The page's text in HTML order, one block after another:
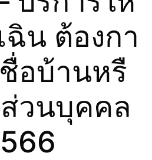
ฉิน ต้องกา
อบ้านหรื
วนบุคคล